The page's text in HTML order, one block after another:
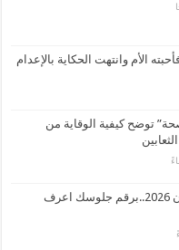
الأم وانتهت الحكاية بالإعدام
توضح كيفية الوقاية من
الشهادة الإعدادية بأسوان 2026..برقم جلوسك اعرف